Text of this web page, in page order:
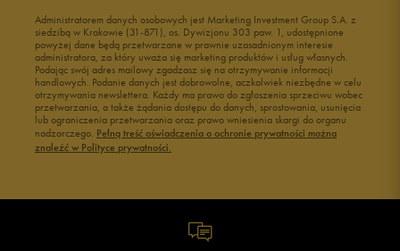
Administratorem danych osobowych jest Marketing Investment Group S.A. z
siedzibą w Krakowie (31-871), os. Dywizjonu 303 paw. 1, udostępnione
powyżej dane będą przetwarzane w prawnie uzasadnionym interesie
administratora, za który uważa się marketing produktów i usług własnych.
Podając swój adres mailowy zgadzasz się na otrzymywanie informacji
handlowych. Podanie danych jest dobrowolne, aczkolwiek niezbędne w celu
otrzymywania newslettera. Każdy ma prawo do zgłoszenia sprzeciwu wobec
przetwarzania, a także żądania dostępu do danych, sprostowania, usunięcia
lub ograniczenia przetwarzania oraz prawo wniesienia skargi do organu
nadzorczego. Pełną treść oświadczenia o ochronie prywatności można
znaleźć w Polityce prywatności.